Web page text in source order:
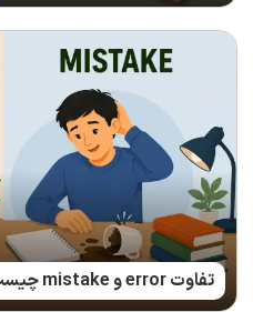
تفاوت error و mistake چیست؟